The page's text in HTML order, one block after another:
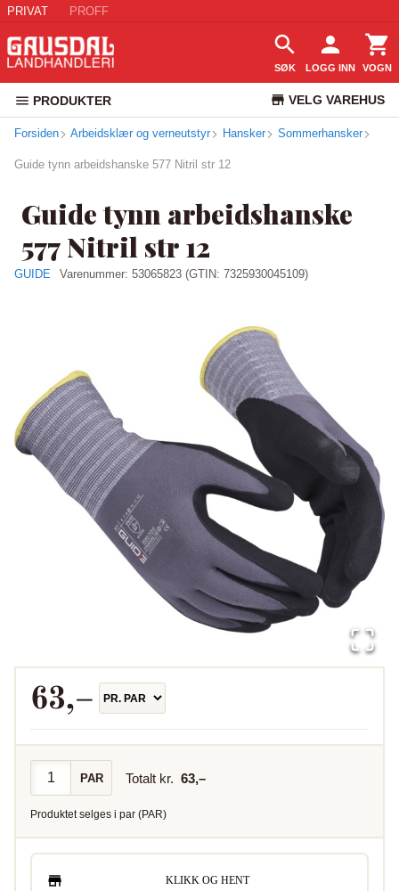
PRIVAT PROFF
SØK LOGG INN VOGN
PRODUKTER VELG VAREHUS
KUNDESERVICE
Forsiden Arbeidsklær og verneutstyr Hansker Sommerhansker
Guide tynn arbeidshanske 577 Nitril str 12
Guide tynn arbeidshanske
577 Nitril str 12
GUIDE Varenummer: 53065823 (GTIN: 7325930045109)
63,–
PAR Totalt kr. 63,–
Produktet selges i par (PAR)
KLIKK OG HENT